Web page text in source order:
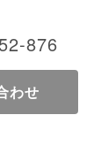
876
わせ